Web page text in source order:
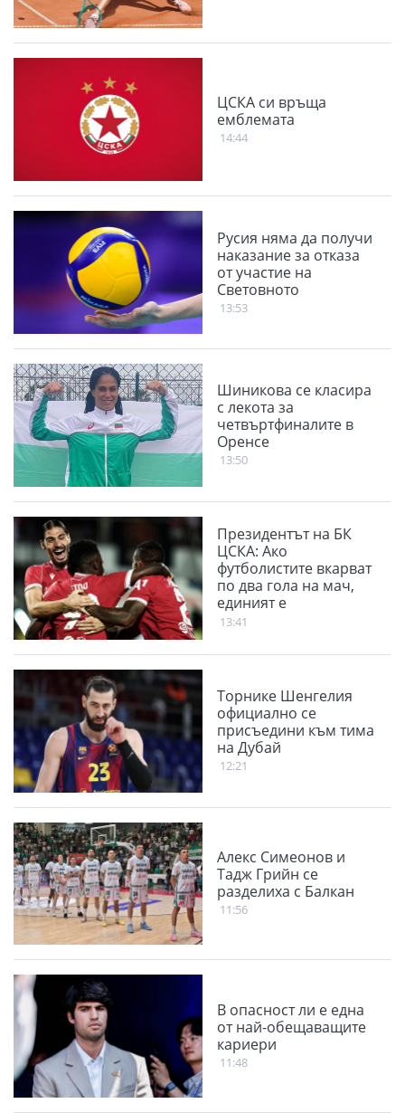
ЦСКА си връща
емблемата
14:44
Русия няма да получи
наказание за отказа
от участие на
Световното
13:53
Шиникова се класира
с лекота за
четвъртфиналите в
Оренсе
13:50
Президентът на БК
ЦСКА: Ако
футболистите вкарват
по два гола на мач,
единият е
благодарение на
13:41
Торнике Шенгелия
официално се
присъедини към тима
на Дубай
12:21
Алекс Симеонов и
Тадж Грийн се
разделиха с Балкан
11:56
В опасност ли е една
от най-обещаващите
кариери
11:48